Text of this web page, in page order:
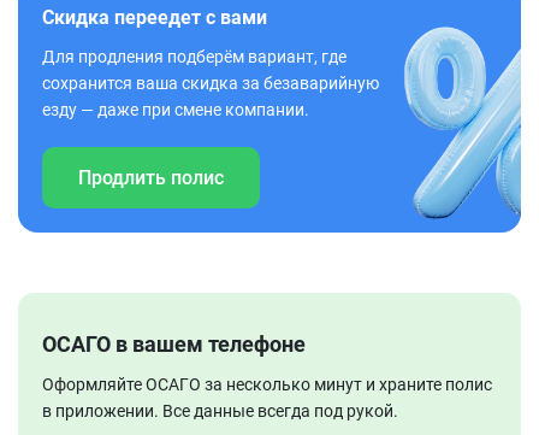
Скидка переедет с вами
Для продления подберём вариант, где
сохранится ваша скидка за безаварийную
езду — даже при смене компании.
Продлить полис
ОСАГО в вашем телефоне
Оформляйте ОСАГО за несколько минут и храните полис
в приложении. Все данные всегда под рукой.